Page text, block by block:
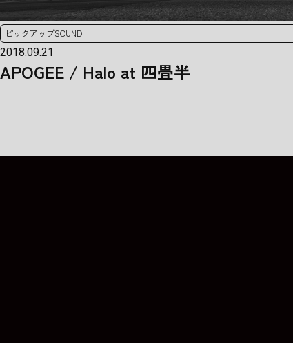
ピックアップSOUND
2018.09.21
APOGEE / Halo at 四畳半